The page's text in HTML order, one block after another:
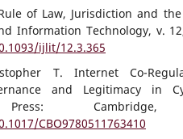
of Law, Jurisdiction and
Information Technology, v.
ijlit/12.3.365
T. Internet Co-
and Legitimacy in
Press:
CBO9780511763410